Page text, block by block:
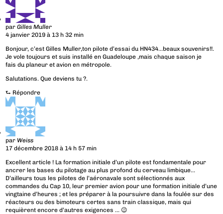
parGilles Muller
4 janvier 2019 à 13 h 32 min
Bonjour, c’est Gilles Muller,ton pilote d’essai du HN434…beaux souvenirs!!.
Je vole toujours et suis installé en Guadeloupe ,mais chaque saison je
fais du planeur et avion en métropole.
Salutations. Que deviens tu ?.
⮑ Répondre
par Weiss
17 décembre 2018 à 14 h 57 min
Excellent article ! La formation initiale d’un pilote est fondamentale pour
ancrer les bases du pilotage au plus profond du cerveau limbique…
D’ailleurs tous les pilotes de l’aéronavale sont sélectionnés aux
commandes du Cap 10, leur premier avion pour une formation initiale d’une
vingtaine d’heures ; et les préparer à la poursuivre dans la foulée sur des
réacteurs ou des bimoteurs certes sans train classique, mais qui
requièrent encore d’autres exigences … 😉